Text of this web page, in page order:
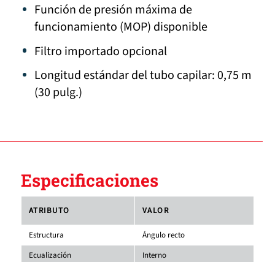
Función de presión máxima de
funcionamiento (MOP) disponible
Filtro importado opcional
Longitud estándar del tubo capilar: 0,75 m
(30 pulg.)
Especificaciones
ATRIBUTO VALOR
Estructura
Ángulo recto
Ecualización
Interno